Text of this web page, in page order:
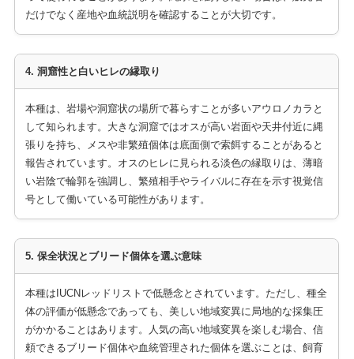
だけでなく産地や血統説明を確認することが大切です。
4. 洞窟性と白いヒレの縁取り
本種は、岩場や洞窟状の場所で暮らすことが多いアウロノカラと
して知られます。大きな洞窟ではオスが高い岩面や天井付近に縄
張りを持ち、メスや非繁殖個体は底面側で索餌することがあると
報告されています。オスのヒレに見られる淡色の縁取りは、薄暗
い岩陰で輪郭を強調し、繁殖相手やライバルに存在を示す視覚信
号として働いている可能性があります。
5. 保全状況とブリード個体を選ぶ意味
本種はIUCNレッドリストで低懸念とされています。ただし、種全
体の評価が低懸念であっても、美しい地域変異に局地的な採集圧
がかかることはあります。人気の高い地域変異を楽しむ場合、信
頼できるブリード個体や血統管理された個体を選ぶことは、飼育